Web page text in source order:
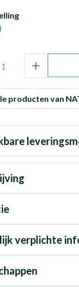
producten van
verplichte